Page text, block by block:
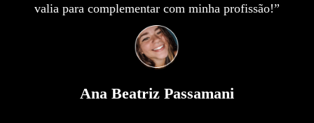
valia para complementar com minha profissão!”
Ana Beatriz Passamani